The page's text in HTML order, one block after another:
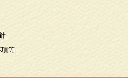
等